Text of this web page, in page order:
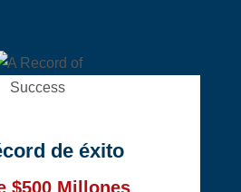
de éxito
$500 Millones